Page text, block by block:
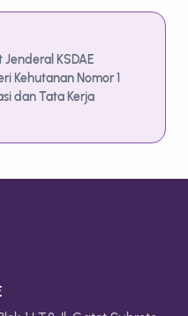
KSDAE
Kehutanan Nomor 1
dan Tata Kerja